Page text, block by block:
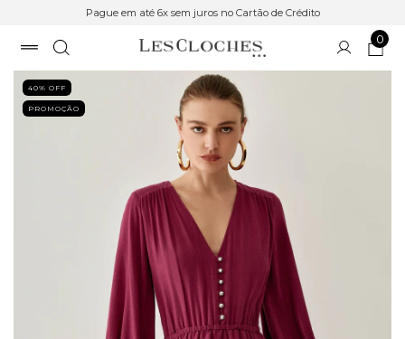
Pague em até 6x sem juros no Cartão de Crédito
0
40% OFF
PROMOÇÃO